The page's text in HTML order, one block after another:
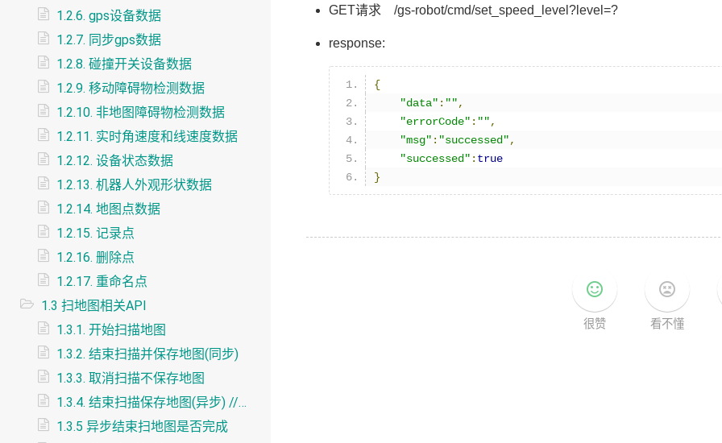
1.2.6. gps设备数据
1.2.7. 同步gps数据
1.2.8. 碰撞开关设备数据
1.2.9. 移动障碍物检测数据
1.2.10. 非地图障碍物检测数据
1.2.11. 实时角速度和线速度数据
1.2.12. 设备状态数据
1.2.13. 机器人外观形状数据
1.2.14. 地图点数据
1.2.15. 记录点
1.2.16. 删除点
1.2.17. 重命名点
1.3 扫地图相关API
1.3.1. 开始扫描地图
1.3.2. 结束扫描并保存地图(同步)
1.3.3. 取消扫描不保存地图
1.3.4. 结束扫描保存地图(异步) //推荐使用
1.3.5 异步结束扫地图是否完成
GET请求 /gs-robot/cmd/set_speed_level?level=?
response:
{
"data" : "",
"errorCode" : "",
"msg" : "successed",
"successed" : true
}
sentiment_satisfied
很赞
sentiment_very_dissatisfied
看不懂